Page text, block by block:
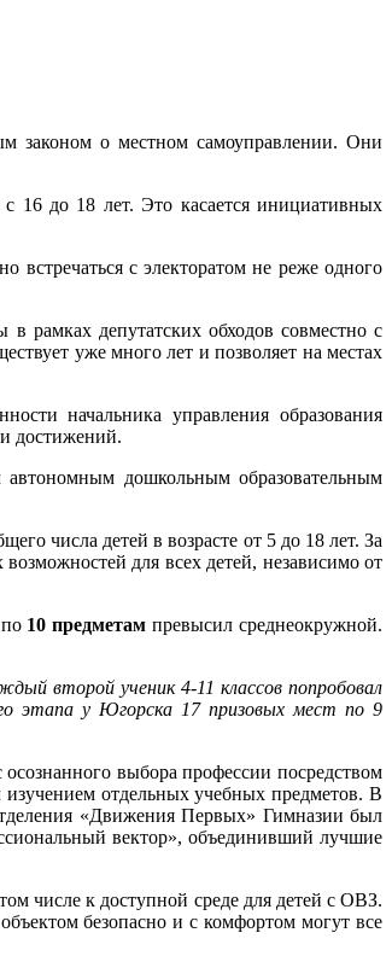
законом о местном самоуправлении. Они
16 до 18 лет. Это касается инициативных
с электоратом не реже одного
рамках депутатских обходов совместно с
уже много лет и позволяет на местах
начальника управления образования
достижений.
дошкольным образовательным
числа детей в возрасте от 5 до 18 лет. За
для всех детей, независимо от
10 предметам превысил среднеокружной.
второй ученик 4-11 классов попробовал
этапа у Югорска 17 призовых мест по 9
выбора профессии посредством
отдельных учебных предметов. В
«Движения Первых» Гимназии был
вектор», объединивший лучшие
числе к доступной среде для детей с ОВЗ.
безопасно и с комфортом могут все